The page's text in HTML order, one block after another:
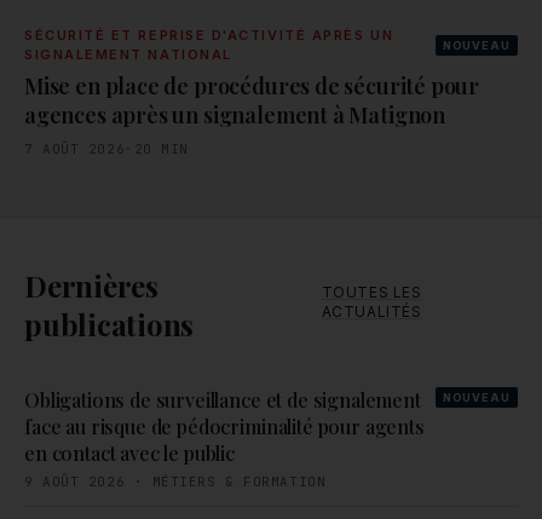
SÉCURITÉ ET REPRISE D'ACTIVITÉ APRÈS UN
SIGNALEMENT NATIONAL
NOUVEAU
Mise en place de procédures de sécurité pour
agences après un signalement à Matignon
7 AOÛT 2026 · 20 MIN
Dernières
publications
TOUTES LES
ACTUALITÉS
Obligations de surveillance et de signalement
face au risque de pédocriminalité pour agents
en contact avec le public
NOUVEAU
9 AOÛT 2026 · MÉTIERS & FORMATION